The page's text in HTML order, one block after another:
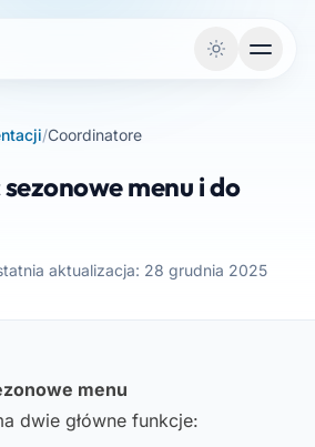
/Coordinatore
menu i do
aktualizacja: 28 grudnia 2025
menu
dwie główne funkcje: